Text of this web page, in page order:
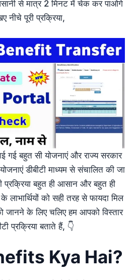
से मात्र 2 मिनट में चेक कर पाओगे
नीचे पूरी प्रक्रिया,
गई बहुत सी योजनाएं और राज्य सरकार
डीबीटी माध्यम से संचालित की जा
प्रक्रिया बहुत ही आसान और बहुत ही
को सही तरह से फायदा मिल
जानने के लिए चलिए हम आपको विस्तार
प्रक्रिया बताते हैं, 👇
Kya Hai?